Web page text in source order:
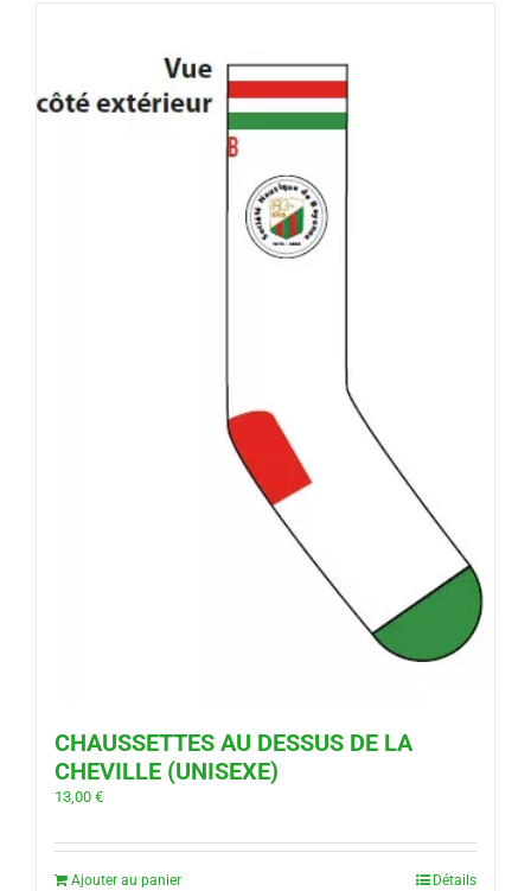
CHAUSSETTES AU DESSUS DE LA
CHEVILLE (UNISEXE)
13,00 €
Ajouter au panier Détails